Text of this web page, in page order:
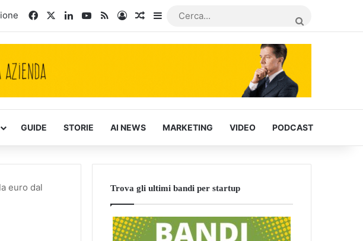
FacebookLinkedInYou Tube
RSSAccediArticoli Casuali
Barra laterale
GUIDE STORIE AI NEWS MARKETING VIDEO PODCAST
euro dal
Trova gli ultimi bandi per startup